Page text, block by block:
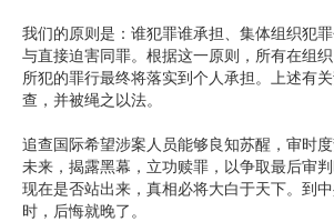
我们的原则是：谁犯罪谁承担、集体组织犯
与直接迫害同罪。根据这一原则，所有在组
所犯的罪行最终将落实到个人承担。上述有
查，并被绳之以法。
追查国际希望涉案人员能够良知苏醒，审时
未来，揭露黑幕，立功赎罪，以争取最后审
现在是否站出来，真相必将大白于天下。到
时，后悔就晚了。